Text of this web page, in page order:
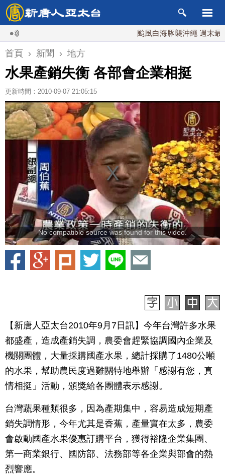
颱風白海豚襲沖繩 週末最近台灣
首頁 › 新聞 › 地方
水果產銷失衡 各部會企業相挺
更新時間：2010-09-07 21:05:15
No compatible source was found for this video.
【新唐人亞太台2010年9月7日訊】今年台灣許多水果
都盛產，造成產銷失調，農委會趕緊協調國內企業及
機關團體，大量採購國產水果，總計採購了1480公噸
的水果，幫助農民度過難關特地舉辦「感謝有您，真
情相挺」活動，頒獎給各團體表示感謝。
台灣蔬果種類很多，因為產期集中，容易造成短期產
銷失調情形，今年尤其是香蕉，產量實在太多，農委
會啟動國產水果優惠訂購平台，獲得裕隆企業集團、
第一商業銀行、國防部、法務部等各企業與部會的熱
烈響應。